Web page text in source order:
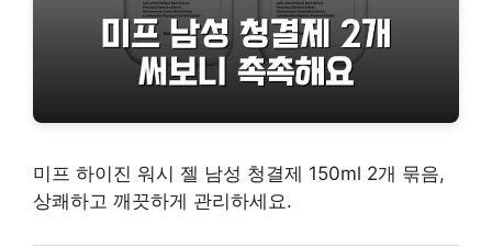
미프 하이진 워시 젤 남성 청결제 150ml 2개 묶음,
상쾌하고 깨끗하게 관리하세요.